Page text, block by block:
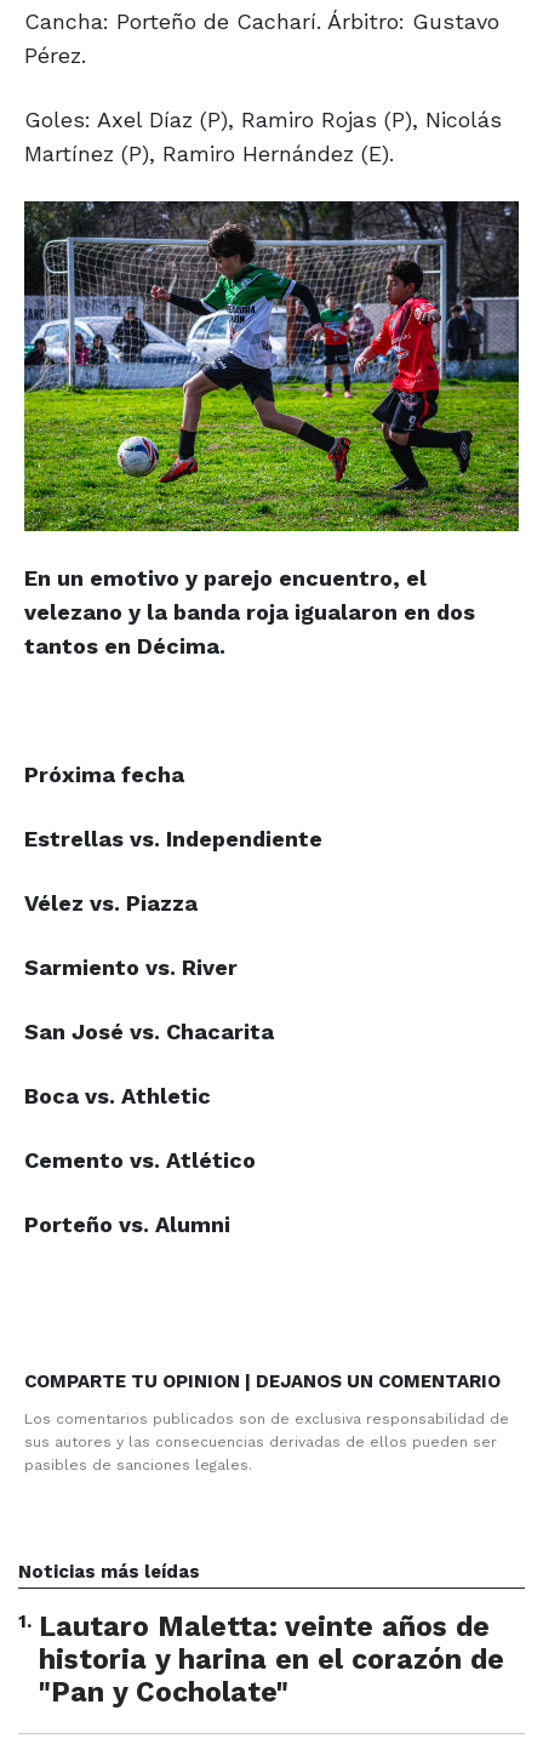
Cancha: Porteño de Cacharí. Árbitro: Gustavo
Pérez.
Goles: Axel Díaz (P), Ramiro Rojas (P), Nicolás
Martínez (P), Ramiro Hernández (E).
En un emotivo y parejo encuentro, el
velezano y la banda roja igualaron en dos
tantos en Décima.
Próxima fecha
Estrellas vs. Independiente
Vélez vs. Piazza
Sarmiento vs. River
San José vs. Chacarita
Boca vs. Athletic
Cemento vs. Atlético
Porteño vs. Alumni
COMPARTE TU OPINION | DEJANOS UN COMENTARIO
Los comentarios publicados son de exclusiva responsabilidad de
sus autores y las consecuencias derivadas de ellos pueden ser
pasibles de sanciones legales.
Noticias más leídas
1. Lautaro Maletta: veinte años de
historia y harina en el corazón de
"Pan y Cocholate"